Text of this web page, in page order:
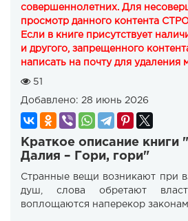
совершеннолетних. Для
просмотр данного контента
Если в книге присутствует
и другого, запрещенного
написать на почту для удаления
51
Добавлено: 28 июнь 2026
Краткое описание книги
Далия – Гори, гори"
Странные вещи возникают при
душ, слова обретают
воплощаются наперекор